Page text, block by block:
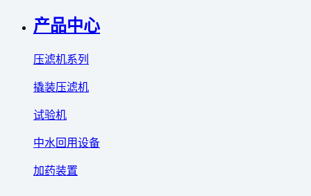
产品中心
压滤机系列
撬装压滤机
试验机
中水回用设备
加药装置